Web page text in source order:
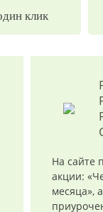
клик
На сайте
акции:
месяца»,